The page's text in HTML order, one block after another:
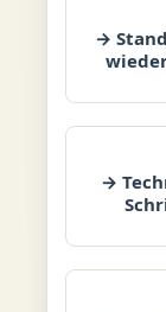
→
→